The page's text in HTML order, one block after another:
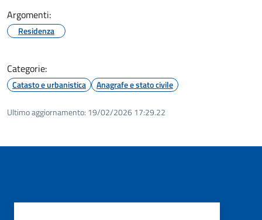
Argomenti:
Residenza
Categorie:
Catasto e urbanistica Anagrafe e stato civile
Ultimo aggiornamento: 19/02/2026 17:29.22